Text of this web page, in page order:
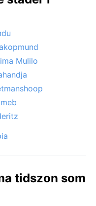
av dammiga vindar
Orkaner och
perioder med
strax före
Mulilo
tidszon som